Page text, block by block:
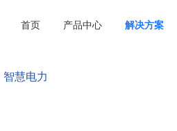
首页 产品中心 解决方案
智慧电力